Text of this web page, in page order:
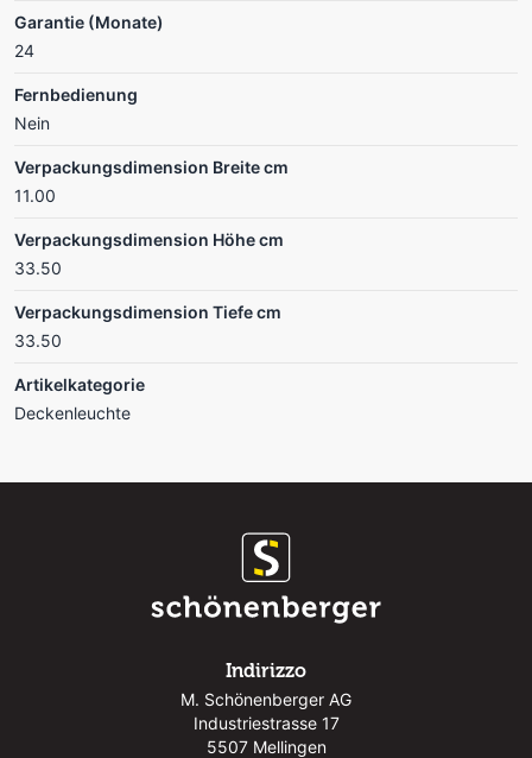
Garantie (Monate)
24
Fernbedienung
Nein
Verpackungsdimension Breite cm
11.00
Verpackungsdimension Höhe cm
33.50
Verpackungsdimension Tiefe cm
33.50
Artikelkategorie
Deckenleuchte
Indirizzo
M. Schönenberger AG
Industriestrasse 17
5507 Mellingen